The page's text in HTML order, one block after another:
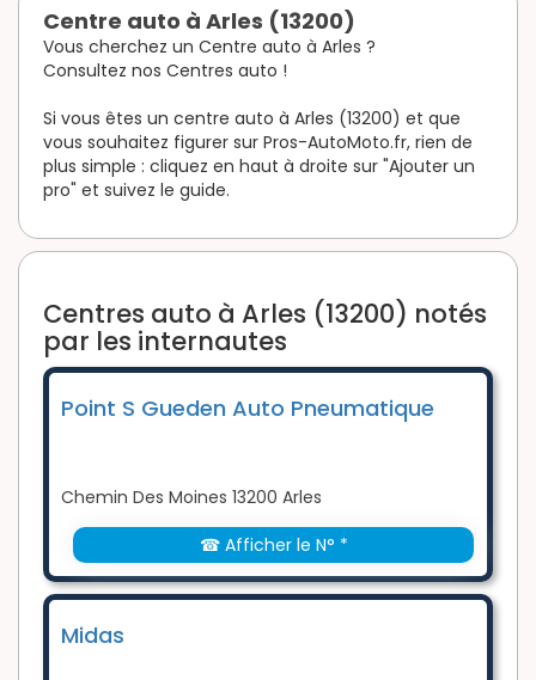
Centre auto à Arles (13200)
Vous cherchez un Centre auto à Arles ?
Consultez nos Centres auto !
Si vous êtes un centre auto à Arles (13200) et que
vous souhaitez figurer sur Pros-AutoMoto.fr, rien de
plus simple : cliquez en haut à droite sur "Ajouter un
pro" et suivez le guide.
Centres auto à Arles (13200) notés
par les internautes
Point S Gueden Auto Pneumatique
Chemin Des Moines 13200 Arles
☎ Afficher le N° *
Midas